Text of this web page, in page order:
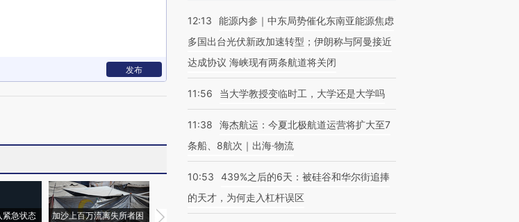
发布
紧急状态
加沙上百万流离失所者困
视线｜HYROX的吸金
马航飞行员跨国走私7万
视线｜被称为“蟑螂”的印
12:13
能源内参｜中东局势催化东南亚能源焦虑
多国出台光伏新政加速转型；伊朗称与阿曼接近
达成协议 海峡现有两条航道将关闭
11:56 当大学教授变临时工，大学还是大学吗
11:38
海杰航运：今夏北极航道运营将扩大至7
条船、8航次｜出海·物流
10:53
439%之后的6天：被硅谷和华尔街追捧
的天才，为何走入杠杆误区